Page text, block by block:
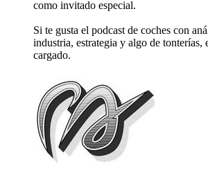
como invitado especial.
Si te gusta el podcast de coches con
industria, estrategia y algo de tonterías,
cargado.